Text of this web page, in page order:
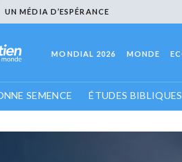
UN MÉDIA D’ESPÉRANCE
MONDIAL 2026 MONDE
SEMENCE ÉTUDES BIBLIQUES